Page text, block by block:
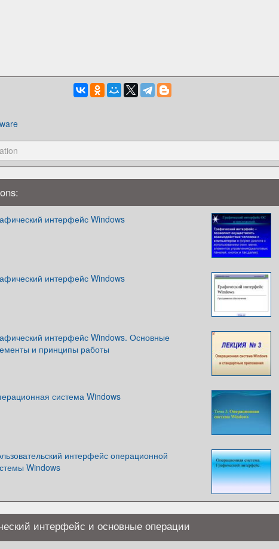
интерфейс Windows
интерфейс Windows
интерфейс Windows. Основные
и принципы работы
система Windows
интерфейс операционной
Windows
интерфейс и основные операции